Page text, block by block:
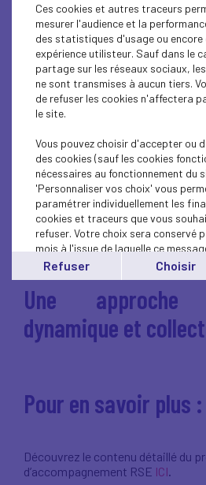
La volonté d’offrir un
les entreprises
3 PARCOURSconçus sur
de maturité RSE, élaborés
BPGO, experts dans
(sobriété énergétique et
nombreuses actions de
bretons.
1 CERCLE Prospective
aller plus loin en matière de
transformation des
premier groupe de travail
œuvre de la CSRD.
Une approche
dynamique et
Pour en savoir plus :
Découvrez le contenu détaillé du
d’accompagnement RSE ICI.
Ces cookies et autres traceurs
mesurer l'audience et la
des statistiques d'usage ou
expérience utilisteur. Sauf dans le
partage sur les réseaux sociaux,
ne sont transmises à aucun tiers.
de refuser les cookies n'affectera
le site.
Vous pouvez choisir d'accepter ou
des cookies (sauf les cookies
nécessaires au fonctionnement du
'Personnaliser vos choix' vous
paramétrer individuellement les
cookies et traceurs que vous
refuser. Votre choix sera conservé
mois à l'issue de laquelle ce
affiché..
Vous pouvez modifier votre choix
cliquant sur le lien'cookies'en bas
Refuser Choisir